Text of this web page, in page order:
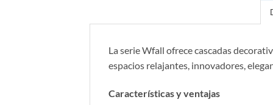
La serie Wfall ofrece cascadas
espacios relajantes, innovadores,
Características y ventajas